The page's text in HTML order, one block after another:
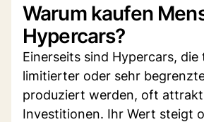
Warum kaufen
Hypercars?
Einerseits sind Hypercars,
limitierter oder sehr
produziert werden, oft
Investitionen. Ihr Wert steigt